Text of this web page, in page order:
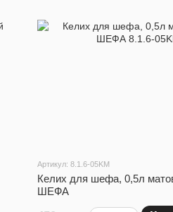
Артикул: 8.1.6-05KM
Келих для шефа, 0,5л
ШЕФА